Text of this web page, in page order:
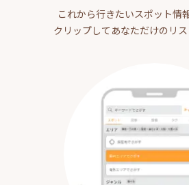
これから行きたいスポット情
クリップしてあなただけのリス